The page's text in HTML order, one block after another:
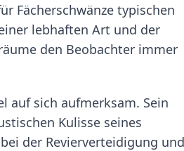
Fächerschwänze typischen
lebhaften Art und der
den Beobachter immer
auf sich aufmerksam. Sein
Kulisse seines
der Revierverteidigung